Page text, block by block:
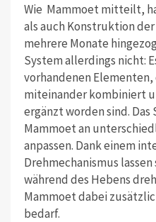
Wie Mammoet mitteilt,
als auch Konstruktion
mehrere Monate
System allerdings nicht:
vorhandenen
miteinander kombiniert
ergänzt worden sind. Das
Mammoet an
anpassen. Dank einem
Drehmechanismus
während des Hebens
Mammoet dabei
bedarf.